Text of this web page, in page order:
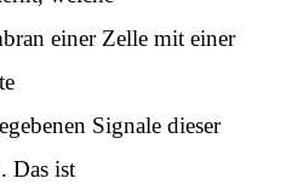
einer Zelle mit einer
Signale dieser
Das ist